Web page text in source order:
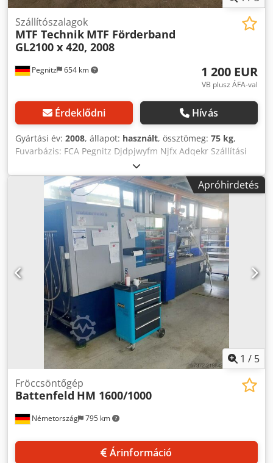
Pegnitz 654 km
Szállítószalagok
MTF Technik MTF Förderband
GL2100 x 420, 2008
1 200 EUR
VB plusz ÁFA-val
Érdeklődni Hívás
Gyártási év: 2008, állapot: használt, össztömeg: 75 kg,
Fuvarbázis: FCA Pegnitz Djdpjwyfm Njfx Adqekr Szállítási
idő: megegyezés szerint Fizetési feltételek: 100% a gép
átvétele előtt, nettó
Apróhirdetés
1 / 5
Németország 795 km
Fröccsöntőgép
Battenfeld HM 1600/1000
Árinformáció